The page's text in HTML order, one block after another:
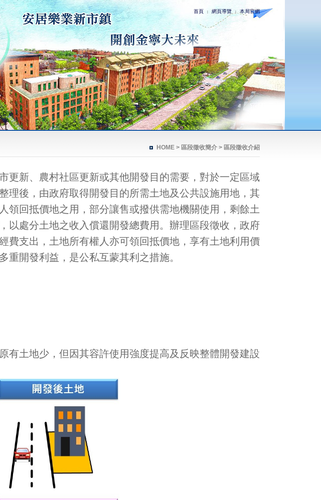
首頁 網頁導覽 本局官網
HOME > 區段徵收簡介 > 區段徵收介紹
更新、農村社區更新或其他開發目的需要，對於一定區域
理後，由政府取得開發目的所需土地及公共設施用地，其
領回抵價地之用，部分讓售或撥供需地機關使用，剩餘土
以處分土地之收入償還開發總費用。辦理區段徵收，政府
費支出，土地所有權人亦可領回抵價地，享有土地利用價
多重開發利益，是公私互蒙其利之措施。
有土地少，但因其容許使用強度提高及反映整體開發建設